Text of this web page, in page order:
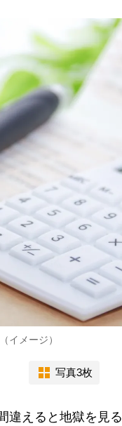
イメージ）
写真3枚
えると地獄を見